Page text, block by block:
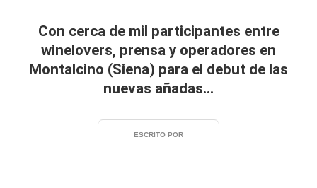
Con cerca de mil participantes entre
winelovers, prensa y operadores en
Montalcino (Siena) para el debut de las
nuevas añadas...
ESCRITO POR